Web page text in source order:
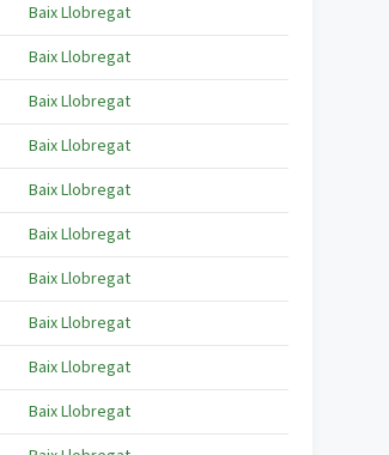
Baix Llobregat
Baix Llobregat
Baix Llobregat
Baix Llobregat
Baix Llobregat
Baix Llobregat
Baix Llobregat
Baix Llobregat
Baix Llobregat
Baix Llobregat